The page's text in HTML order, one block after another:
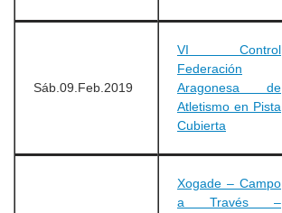
Sáb.09.Feb.2019
VI Control
Federación
Aragonesa de
Atletismo en Pista
Cubierta
Xogade – Campo
a Través –